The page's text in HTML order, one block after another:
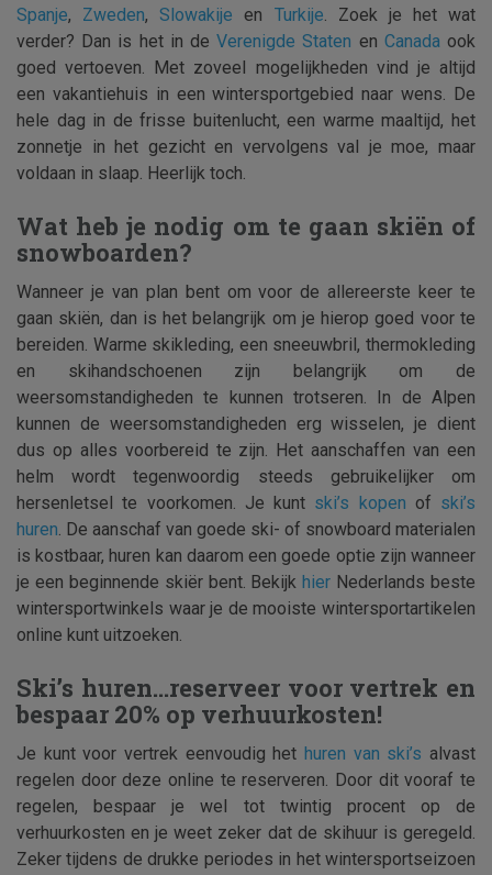
Spanje, Zweden,Slowakije en Turkije . Zoek je het wat
verder? Dan is het in deVerenigde Staten en Canada ook
goed vertoeven. Met zoveel mogelijkheden vind je altijd
een vakantiehuis in een wintersportgebied naar wens. De
hele dag in de frisse buitenlucht, een warme maaltijd, het
zonnetje in het gezicht en vervolgens val je moe, maar
voldaan in slaap. Heerlijk toch.
Wat heb je nodig om te gaan skiën of
snowboarden?
Wanneer je van plan bent om voor de allereerste keer te
gaan skiën, dan is het belangrijk om je hierop goed voor te
bereiden. Warme skikleding, een sneeuwbril, thermokleding
en skihandschoenen zijn belangrijk om de
weersomstandigheden te kunnen trotseren. In de Alpen
kunnen de weersomstandigheden erg wisselen, je dient
dus op alles voorbereid te zijn. Het aanschaffen van een
helm wordt tegenwoordig steeds gebruikelijker om
hersenletsel te voorkomen. Je kunt ski’s kopen of ski’s
huren . De aanschaf van goede ski- of snowboard materialen
is kostbaar, huren kan daarom een goede optie zijn wanneer
je een beginnende skiër bent. Bekijkhier Nederlands beste
wintersportwinkels waar je de mooiste wintersportartikelen
online kunt uitzoeken.
Ski’s huren…reserveer voor vertrek en
bespaar 20% op verhuurkosten!
Je kunt voor vertrek eenvoudig het huren van ski’s alvast
regelen door deze online te reserveren. Door dit vooraf te
regelen, bespaar je wel tot twintig procent op de
verhuurkosten en je weet zeker dat de skihuur is geregeld.
Zeker tijdens de drukke periodes in het wintersportseizoen